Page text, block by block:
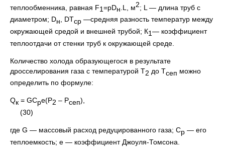
теплообменника, равная F1=pDн .L, м2; L — длина труб с
диаметром; Dн , DТср —средняя разность температур между
окружающей средой и внешней трубой; К1— коэффициент
теплоотдачи от стенки труб к окружающей среде.
Количество холода образующегося в результате
дросселирования газа с температурой Т2 до Тсеп можно
определить по формуле:
Qк = GСрe(Р2 – Рсеп),
(30)
где G — массовый расход редуцированного газа; Ср — его
теплоемкость; e — коэффициент Джоуля-Томсона.